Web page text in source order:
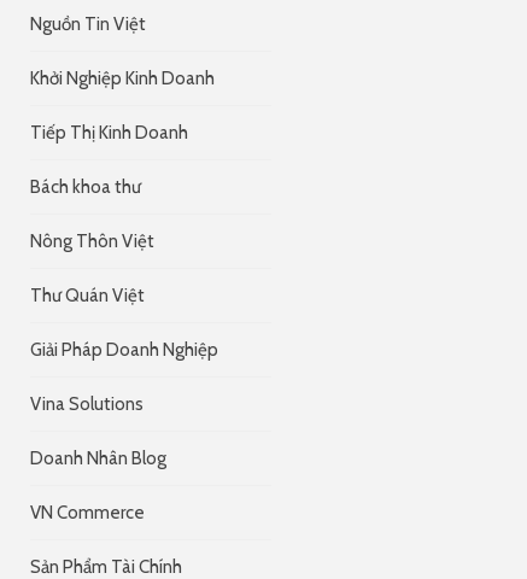
Nguồn Tin Việt
Khởi Nghiệp Kinh Doanh
Tiếp Thị Kinh Doanh
Bách khoa thư
Nông Thôn Việt
Thư Quán Việt
Giải Pháp Doanh Nghiệp
Vina Solutions
Doanh Nhân Blog
VN Commerce
Sản Phẩm Tài Chính